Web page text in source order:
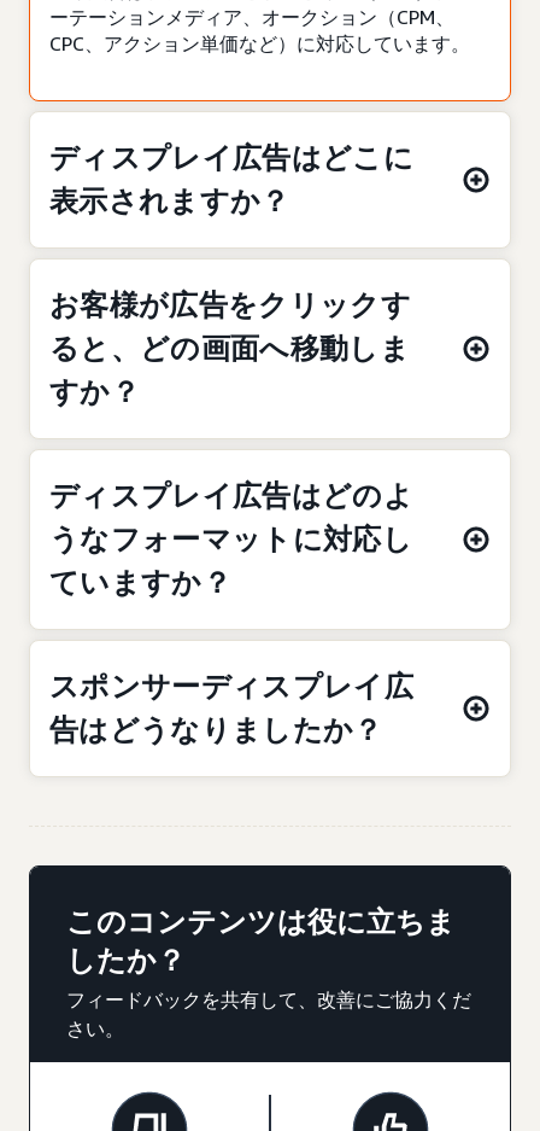
ーテーションメディア、オークション（CPM、
CPC、アクション単価など）に対応しています。
ディスプレイ広告はどこに
表示されますか？
お客様が広告をクリックす
ると、どの画面へ移動しま
すか？
ディスプレイ広告はどのよ
うなフォーマットに対応し
ていますか？
スポンサーディスプレイ広
告はどうなりましたか？
このコンテンツは役に立ちま
したか？
フィードバックを共有して、改善にご協力くだ
さい。